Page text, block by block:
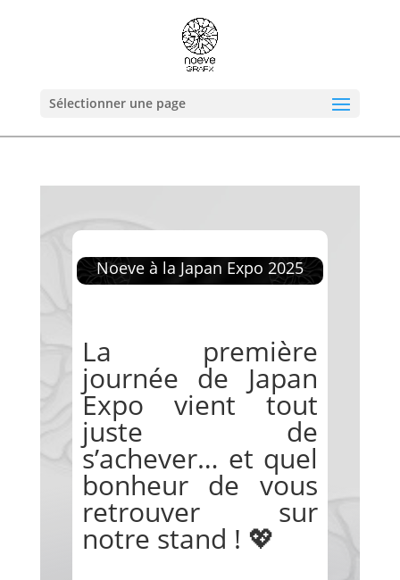
Sélectionner une page
Noeve à la Japan Expo 2025
La première
journée de Japan
Expo vient tout
juste de
s’achever… et quel
bonheur de vous
retrouver sur
notre stand ! 💖